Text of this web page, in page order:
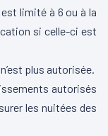
limité à 6 ou à la
si celle-ci est
plus autorisée.
autorisés
les nuitées des